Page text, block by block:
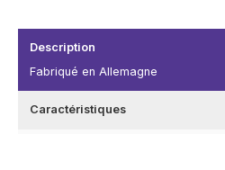
Description
Fabriqué en Allemagne
Caractéristiques